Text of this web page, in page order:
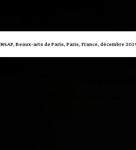
Beaux-arts de Paris, Paris, France, décembre